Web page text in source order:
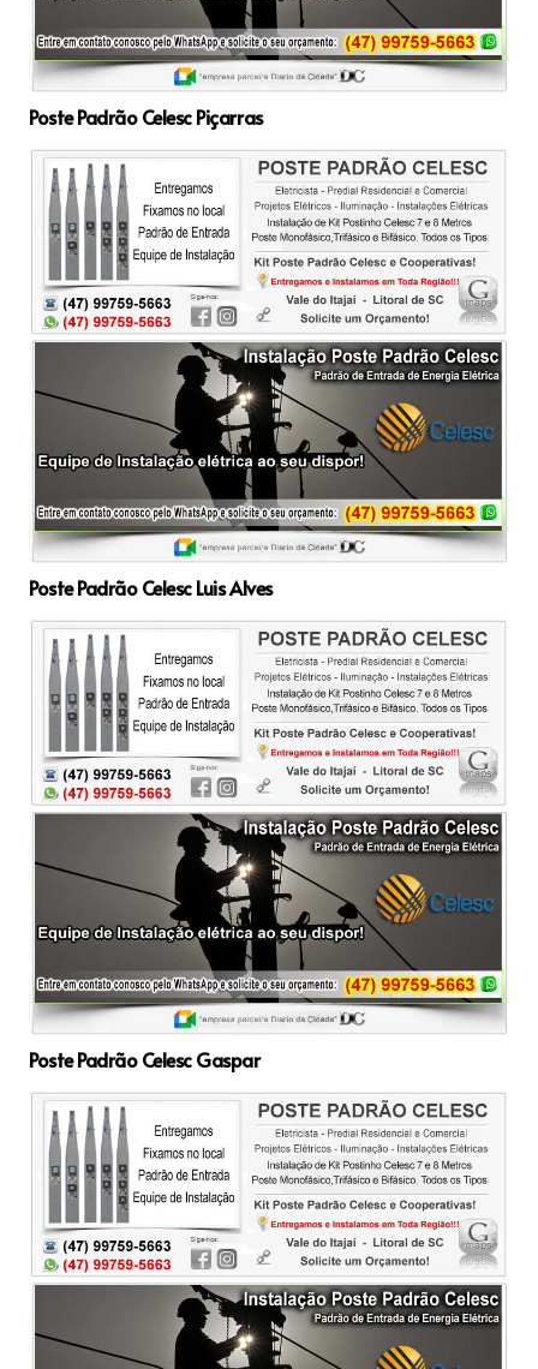
Poste Padrão Celesc Piçarras
Poste Padrão Celesc Luis Alves
Poste Padrão Celesc Gaspar